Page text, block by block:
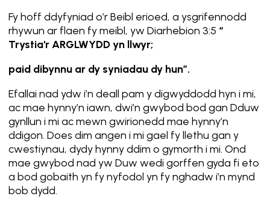
Fy hoff ddyfyniad o’r Beibl erioed, a ysgrifennodd
rhywun ar flaen fy meibl, yw Diarhebion 3:5 “
Trystia'r ARGLWYDD yn llwyr;
paid dibynnu ar dy syniadau dy hun”.
Efallai nad ydw i’n deall pam y digwyddodd hyn i mi,
ac mae hynny’n iawn, dwi’n gwybod bod gan Dduw
gynllun i mi ac mewn gwirionedd mae hynny’n
ddigon. Does dim angen i mi gael fy llethu gan y
cwestiynau, dydy hynny ddim o gymorth i mi. Ond
mae gwybod nad yw Duw wedi gorffen gyda fi eto
a bod gobaith yn fy nyfodol yn fy nghadw i’n mynd
bob dydd.